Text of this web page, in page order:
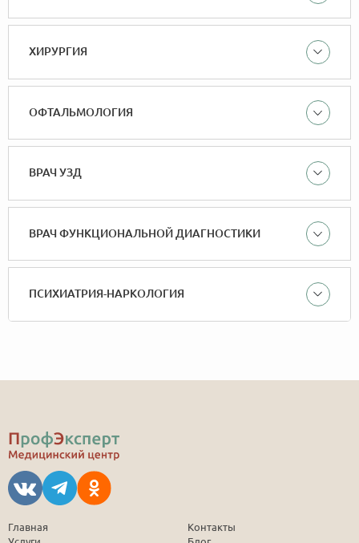
ХИРУРГИЯ
ОФТАЛЬМОЛОГИЯ
ВРАЧ УЗД
ВРАЧ ФУНКЦИОНАЛЬНОЙ ДИАГНОСТИКИ
ПСИХИАТРИЯ-НАРКОЛОГИЯ
Главная
Контакты